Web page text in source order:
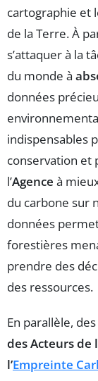
cartographie et
de la Terre. À
s’attaquer à la
du monde à
données
indispensables
conservation et
l’Agence à
du carbone sur
données
forestières
prendre des
des ressources.
En parallèle,
des Acteurs de
l’Empreinte